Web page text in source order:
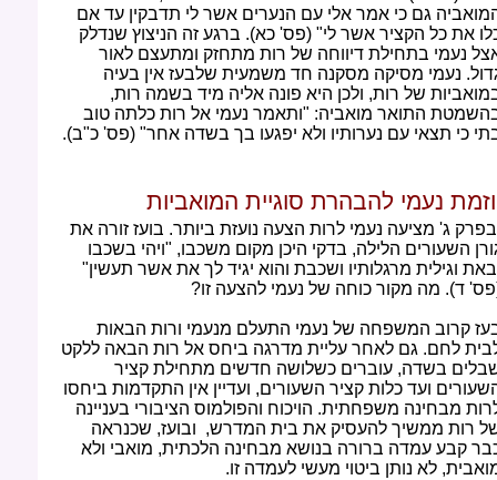
גם כי אמר אלי עם הנערים אשר לי תדבקין עד אם
את כל הקציר אשר לי" (פס' כא). ברגע זה הניצוץ שנדלק
נעמי בתחילת דיווחה של רות מתחזק ומתעצם לאור
נעמי מסיקה מסקנה חד משמעית שלבעז אין בעיה
של רות, ולכן היא פונה אליה מיד בשמה רות,
התואר מואביה: "ותאמר נעמי אל רות כלתה טוב
כי תצאי עם נערותיו ולא יפגעו בך בשדה אחר" (פס' כ"ב).
נעמי להבהרת סוגיית המואביות
בפרק ג' מציעה נעמי לרות הצעה נועזת ביותר. בועז זורה את
השעורים הלילה, בדקי היכן מקום משכבו, "ויהי בשכבו
וגילית מרגלותיו ושכבת והוא יגיד לך את אשר תעשין"
ד). מה מקור כוחה של נעמי להצעה זו?
קרוב המשפחה של נעמי התעלם מנעמי ורות הבאות
לחם. גם לאחר עליית מדרגה ביחס אל רות הבאה ללקט
בשדה, עוברים כשלושה חדשים מתחילת קציר
ועד כלות קציר השעורים, ועדיין אין התקדמות ביחסו
מבחינה משפחתית. הויכוח והפולמוס הציבורי בעניינה
רות ממשיך להעסיק את בית המדרש, ובועז, שכנראה
קבע עמדה ברורה בנושא מבחינה הלכתית, מואבי ולא
לא נותן ביטוי מעשי לעמדה זו.